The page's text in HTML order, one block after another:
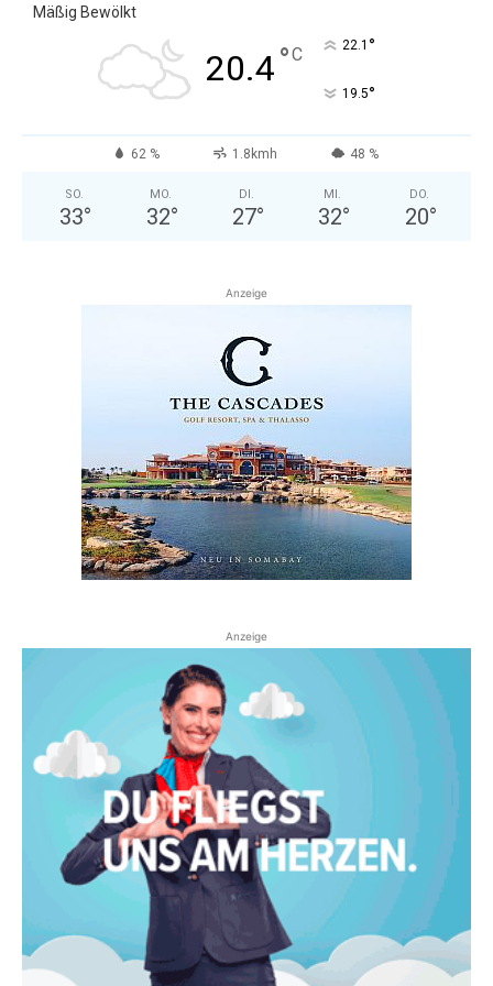
Mäßig Bewölkt
20.4°C 22.1 °
19.5°
62 % 1.8kmh 48 %
SO.
33°
MO.
32°
DI.
27°
MI.
32°
DO.
20°
Anzeige
Anzeige